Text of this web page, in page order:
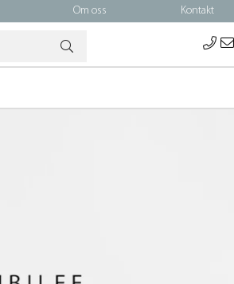
Om oss Kontakt